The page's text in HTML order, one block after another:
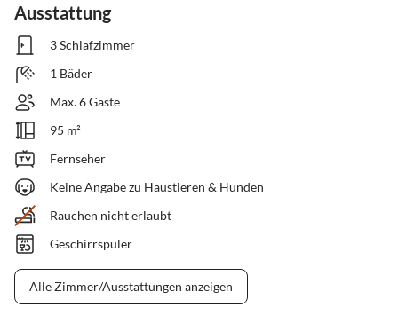
Ausstattung
3 Schlafzimmer
1 Bäder
Max. 6 Gäste
95 m²
Fernseher
Keine Angabe zu Haustieren & Hunden
Rauchen nicht erlaubt
Geschirrspüler
Alle Zimmer/Ausstattungen anzeigen